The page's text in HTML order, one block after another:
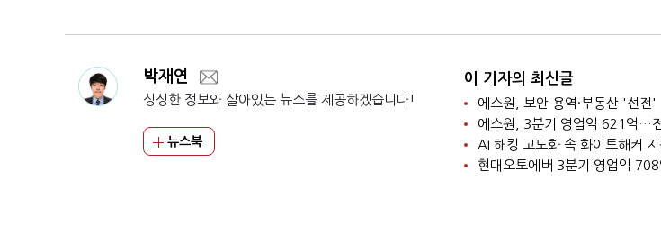
박재연
싱싱한 정보와 살아있는 뉴스를 제공하겠습니다!
뉴스북
이 기자의 최신글
에스원, 보안 용역·부동산 '선전'
에스원, 3분기 영업익 621억…
현대오토에버 3분기 영업익